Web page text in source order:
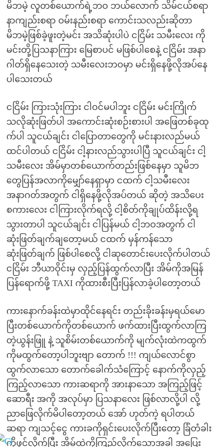
မိဘမဲ့ လူတစ်ယောက်ရဲ့ဘဝ ဘယ်လောက် သိမ်ငယ်စရာ
နာကျည်းစရာ ဝမ်းနည်းစရာ ကောင်းသလည်းဆိုတာ
မိဘမဲ့ဖြစ်ခဲ့ဖူးတဲ့မင်း အသိဆုံးပါပဲ ငငြိမ်း သမီးလေး ကို
မင်းတို့ပြသနာကြား မြေစာပင် မဖြစ်ပါစေနဲ့ ငငြိမ်း အနာ
ဂါတ်ရှိနေသေးတဲ့ သမီးလေးဘဝမှာ မင်းရှိနေဖို့လိုအပ်နေ
ပါသေးတယ်
ငငြိမ်း ကြားသုံးကြား ငါဝင်မပါဘူး ငငြိမ်း မင်းကြိုက်
သလိုဆုံးဖြတ်ပါ အကောင်းဆုံးစဉ်းစားပါ အဖြေတစ်ခုထု
က်ပါ သူငယ်ချင်း ငါပြောတာတွေကို မင်းနားလည်မယ်
ထင်ပါတယ် ငငြိမ်း ငါ့နားလည်သွားပါပြီ သူငယ်ချင်း ငါ့
သမီးလေး အိမ်မှာတစ်ယောက်တည်းဖြစ်နေမှာ သူမိဘ
တွေပြန်အလာကိုမျှော်နေရှာမှာ ငထက် ငါ့သမီးလေး
အနာဂတ်အတွက် ငါရှိနေဖို့လိုအပ်တယ် ဆိုတဲ့ အသိပေး
စကားလေး ငါကြားလိုက်ရလို့ ငါ့စိတ်ကိုချုပ်ထိန်းလို့ရ
သွားတာပါ သူငယ်ချင်း ငါပြန်မယ် ငါ့ဘဝအတွက် ငါ
ဆုံးဖြတ်ချက်ချတော့မယ် ငထက် မှန်ကန်သော
ဆုံးဖြတ်ချက် ဖြစ်ပါစေလို့ ငါဆုတောင်းပေးလိုက်ပါတယ်
ငငြိမ်း ဘီယာဝိုင်းမှ လှည့်ပြန်ထွက်လာပြီး အိမ်ကိုအမြန်
ပြန်ရောက်ဖို့ TAXI ကိုထားစီးပြီးပြန်လာခဲ့ပါတော့တယ်
ကားနောက်ခန်းထဲမှာထိုင်နေရင်း တည်းခိုးခန်းမှရယ်မော
ပြီးတစ်ယောက်ကိုတစ်ယောက် ဖက်ထားပြီးထွက်လာကြ
တဲ့ယွန်းဖြူ နဲ့ သူစိမ်းတစ်ယောက်ကို မျက်လုံးထဲကထွက်
ကိုမထွက်တော့ပါဘူးဗျာ တောက် !!! ကျယ်လောင်စွာ
ထွက်လာသော တောက်ခေါက်သံကြောင့် နောက်ကိုလှည့်
ကြည့်လာသော ကားဆရာကို အားနာသော အကြည့်ဖြင့်
ဆောရီး အကို အလုပ်မှာ ပြသနာလေး ဖြစ်လာလို့ပါ လို့
ညာဖြေလိုက်မိပါတော့တယ် အော် ဟုတ်ကဲ့ ရပါတယ်
ဆရာ ကျသင့်ငွေ ကားခကိုရှင်းပေးလိုက်ပြီးတော့ ခြံတံခါး
ကိုဖွင့်လိုက်ပြီး အိမ်ထဲကိုကြည့်လိုက်သောအခါ အပြေး